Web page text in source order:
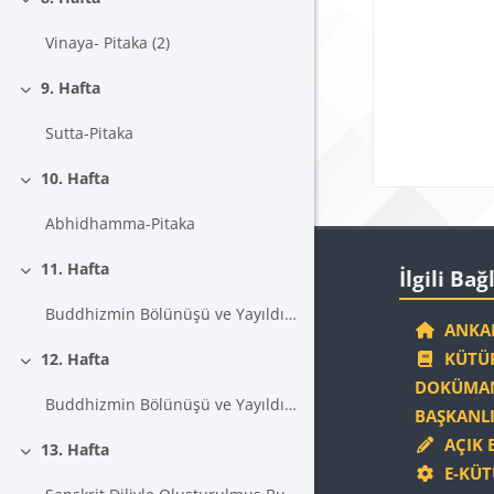
Daralt
Vinaya- Pitaka (2)
Daralt
9. Hafta
Sutta-Pitaka
Daralt
10. Hafta
Abhidhamma-Pitaka
Daralt
11. Hafta
Buddhizmin Bölünüşü ve Yayıldığı Yerler
Daralt
12. Hafta
Buddhizmin Bölünüşü ve Yayıldığı Yerler (2)
Daralt
13. Hafta
İlgili
AÇIK
E-